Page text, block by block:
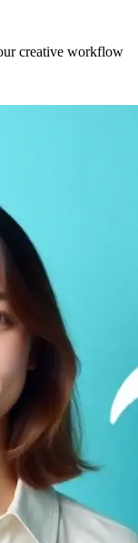
creative workflow